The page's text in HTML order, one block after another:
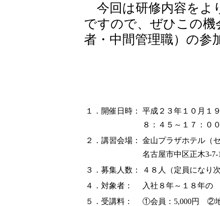
今回は研修内容をよ
ですので、ぜひこの機
者・中間管理職）の参
１．開催日時：
平成２３年１０月１
８：４５～１７：０
２．講習会場：
金山プラザホテル（
名古屋市中区正木3-7-
３．募集人数：
４８人（定員になり
４．対象者：
入社８年～１８年の
５．受講料：
①会員：5,000円 ②